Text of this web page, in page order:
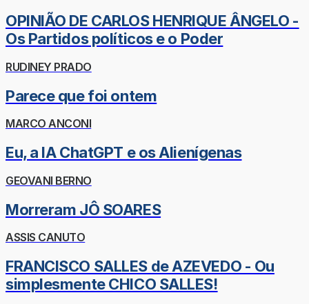
OPINIÃO DE CARLOS HENRIQUE ÂNGELO -
Os Partidos políticos e o Poder
RUDINEY PRADO
Parece que foi ontem
MARCO ANCONI
Eu, a IA ChatGPT e os Alienígenas
GEOVANI BERNO
Morreram JÔ SOARES
ASSIS CANUTO
FRANCISCO SALLES de AZEVEDO - Ou
simplesmente CHICO SALLES!